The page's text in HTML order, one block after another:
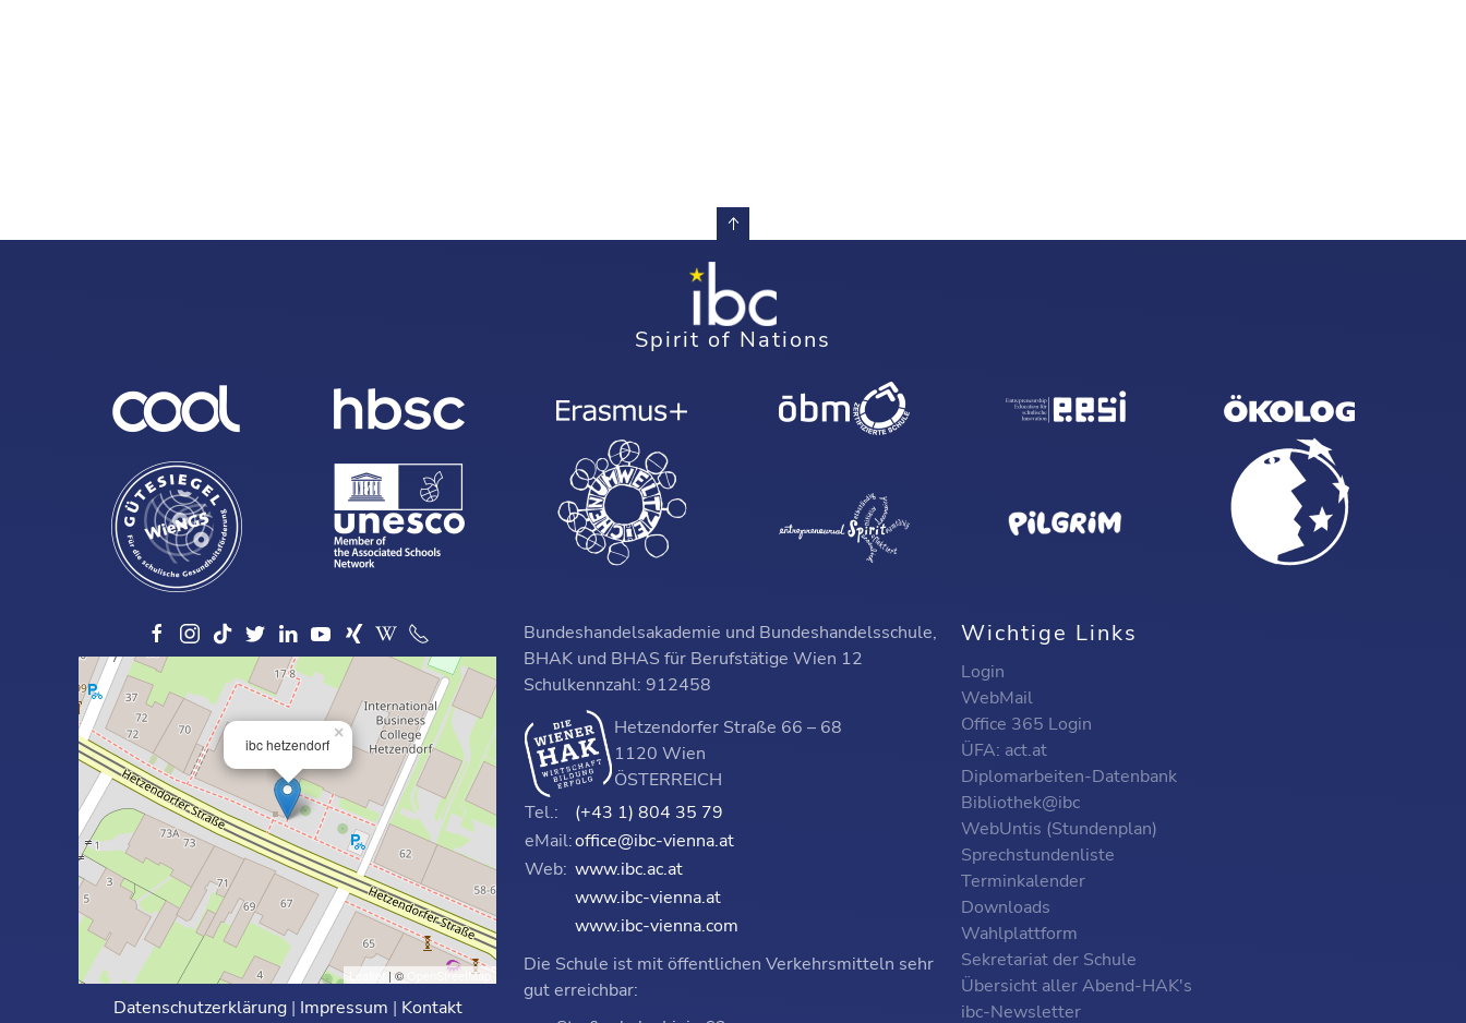
Spirit of Nations
ibc hetzendorf
×
Leaflet | © OpenStreetMap
Datenschutzerklärung| Impressum | Kontakt
Bundeshandelsakademie und Bundeshandelsschule,
BHAK und BHAS für Berufstätige Wien 12
Schulkennzahl: 912458
Hetzendorfer Straße 66 – 68
1120 Wien
ÖSTERREICH
Tel.:
(+43 1) 804 35 79
eMail:office@ibc-vienna.at
Web: www.ibc.ac.at
www.ibc-vienna.at
www.ibc-vienna.com
Die Schule ist mit öffentlichen Verkehrsmitteln sehr
gut erreichbar:
Wichtige Links
Login
WebMail
Office 365 Login
ÜFA: act.at
Diplomarbeiten-Datenbank
Bibliothek@ibc
WebUntis (Stundenplan)
Sprechstundenliste
Terminkalender
Downloads
Wahlplattform
Sekretariat der Schule
Übersicht aller Abend-HAK's
ibc-Newsletter